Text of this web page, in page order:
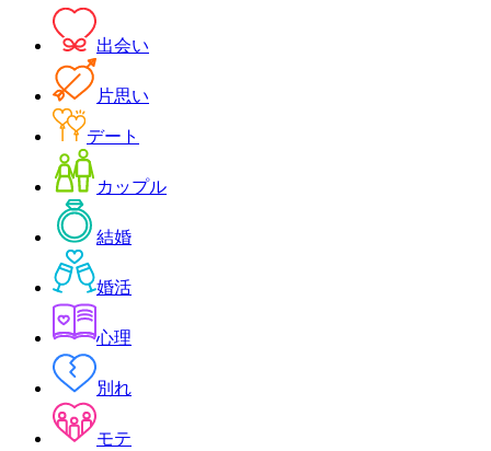
出会い
片思い
デート
カップル
結婚
婚活
心理
別れ
モテ